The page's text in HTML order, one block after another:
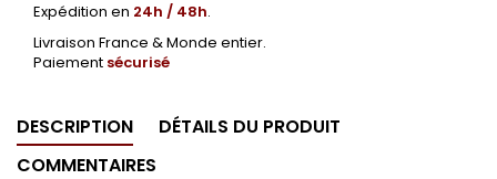
Expédition en 24h / 48h.
Livraison France & Monde entier.
Paiement sécurisé
DESCRIPTION
DÉTAILS DU PRODUIT
COMMENTAIRES